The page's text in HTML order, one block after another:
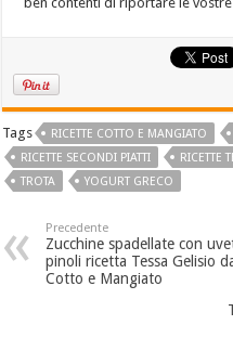
Tags RICETTE COTTO E MANGIATO
RICETTE SECONDI PIATTI
RICETTE
TROTA
YOGURT GRECO
Precedente
Zucchine spadellate con
pinoli ricetta Tessa Gelisio
Cotto e Mangiato